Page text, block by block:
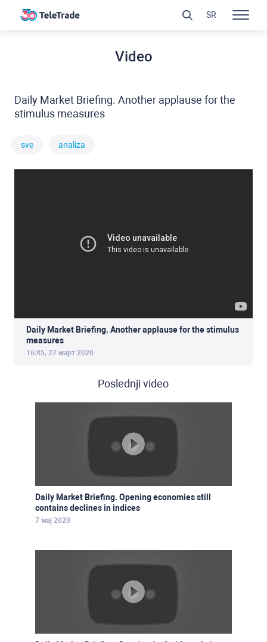
Video
Daily Market Briefing. Another applause for the
stimulus measures
sve analiza
Daily Market Briefing. Another applause for the stimulus
measures
16:45, 27 март 2020
Poslednji video
Daily Market Briefing. Opening economies still
contains declines in indices
7 мај 2020
SR